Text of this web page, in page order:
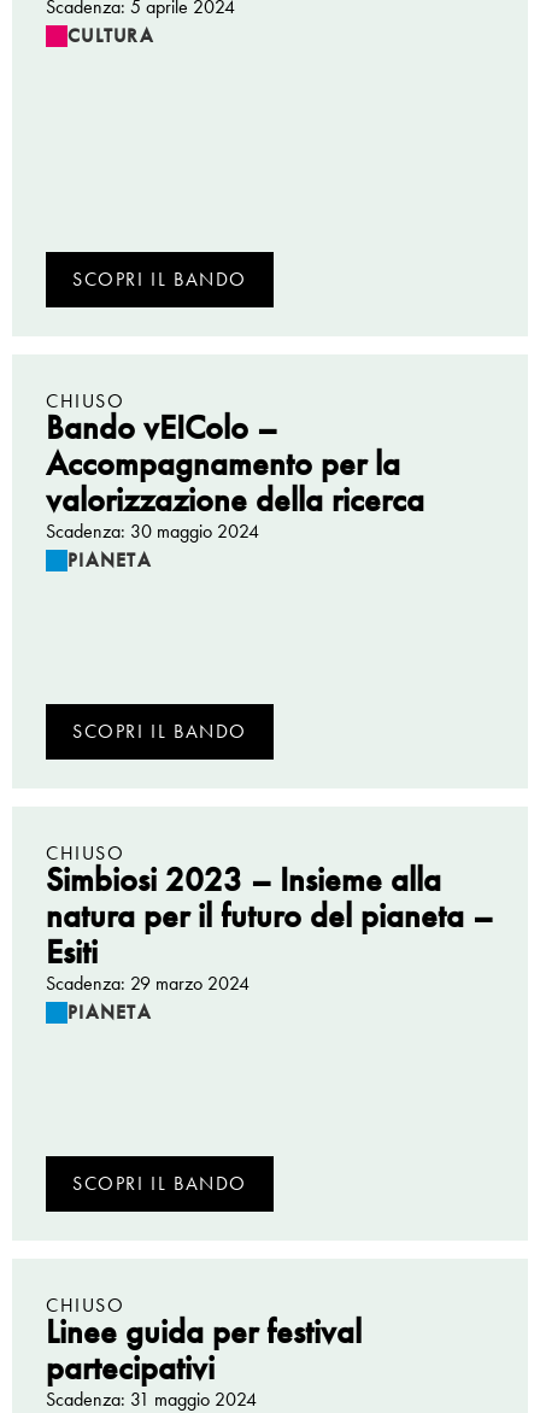
Scadenza: 5 aprile 2024
CULTURA
SCOPRI IL BANDO
CHIUSO
Bando vEIColo –
Accompagnamento per la
valorizzazione della ricerca
Scadenza: 30 maggio 2024
PIANETA
SCOPRI IL BANDO
CHIUSO
Simbiosi 2023 – Insieme alla
natura per il futuro del pianeta –
Esiti
Scadenza: 29 marzo 2024
PIANETA
SCOPRI IL BANDO
CHIUSO
Linee guida per festival
partecipativi
Scadenza: 31 maggio 2024